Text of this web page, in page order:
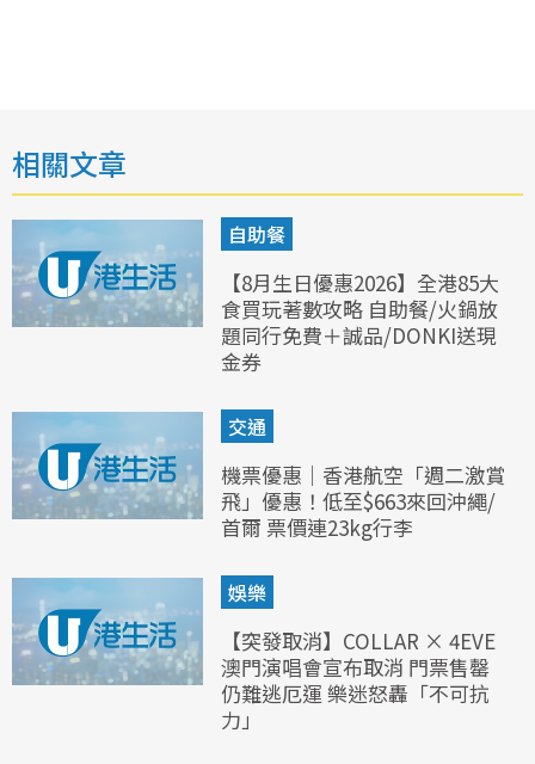
相關文章
自助餐
【8月生日優惠2026】全港85大
食買玩著數攻略 自助餐/火鍋放
題同行免費＋誠品/DONKI送現
金券
交通
機票優惠｜香港航空「週二激賞
飛」優惠！低至$663來回沖繩/
首爾 票價連23kg行李
娛樂
【突發取消】COLLAR × 4EVE
澳門演唱會宣布取消 門票售罄
仍難逃厄運 樂迷怒轟「不可抗
力」